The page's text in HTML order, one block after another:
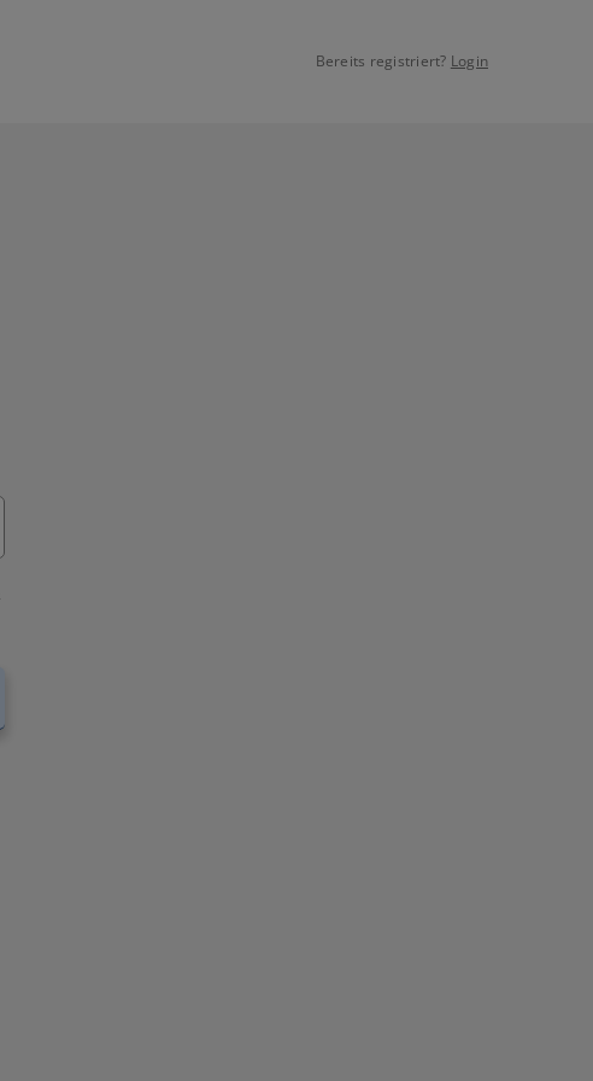
Bereits registriert? Login